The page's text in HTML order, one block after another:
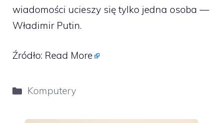
wiadomości ucieszy się tylko jedna osoba —
Władimir Putin.
Źródło: Read More
Kategorie
Komputery